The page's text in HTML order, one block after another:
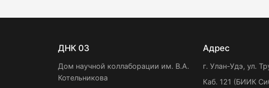
ДНК 03
Дом научной коллаборации им. В.А.
Котельникова
Адрес
г. Улан-Удэ, ул.
Каб. 121 (БИИК